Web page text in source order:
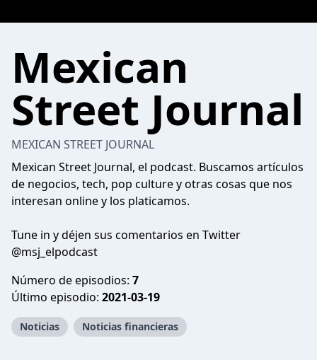
Mexican
Street Journal
MEXICAN STREET JOURNAL
Mexican Street Journal, el podcast. Buscamos artículos
de negocios, tech, pop culture y otras cosas que nos
interesan online y los platicamos.
Tune in y déjen sus comentarios en Twitter
@msj_elpodcast
Número de episodios: 7
Último episodio: 2021-03-19
Noticias Noticias financieras